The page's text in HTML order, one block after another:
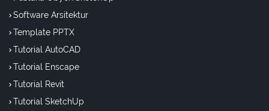
Software Arsitektur
Template PPTX
Tutorial AutoCAD
Tutorial Enscape
Tutorial Revit
Tutorial SketchUp